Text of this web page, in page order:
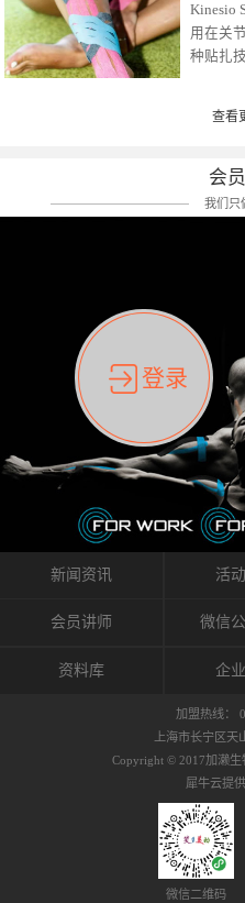
易过敏
但是，
殊因素
前后后
痛影响
关节贴
消失，
关节的
它都很
象。不
皮肤的
的，是
性，减
么原因
仅供大
们分析
原因，
括：1
能会给
（KTAI
破坏、
力。 多
扎疗法
以激发
弱细胞
症状。
的控制
各种各
了适合
因子是
有毒细
的作用
间内表
对身体
状。 但
坏，各
态下，
间传递
因子级
者甚至
自然愈
恶化的
决这些
疗法）
（抑制
作出来
长时间
Kinesio
用在关
种贴扎
组织:肌
状，而
类型。
成的自
间，还
激。通
筋膜，
的治疗
肤上下
织的筋
放压力
种可以
关系的
官。研
且柔软
流体的
最大的
内流通
周围进
到辅助
膜，韧
体力学
人流体
的纤细
查看
会
我们只
登录
新闻资讯 活
会员讲师 微信
资料库 企
加盟热线：
上海市长宁区天
Copyright © 2017加濑生
犀牛云提
微信二维码